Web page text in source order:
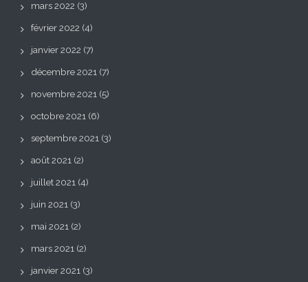
mars 2022 (3)
février 2022 (4)
janvier 2022 (7)
décembre 2021 (7)
novembre 2021 (5)
octobre 2021 (6)
septembre 2021 (3)
août 2021 (2)
juillet 2021 (4)
juin 2021 (3)
mai 2021 (2)
mars 2021 (2)
janvier 2021 (3)